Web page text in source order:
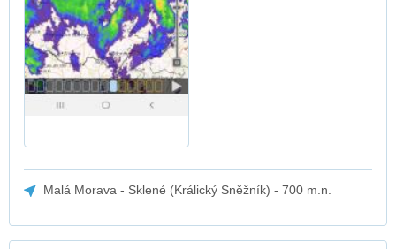
Malá Morava - Sklené (Králický Sněžník) - 700 m.n.